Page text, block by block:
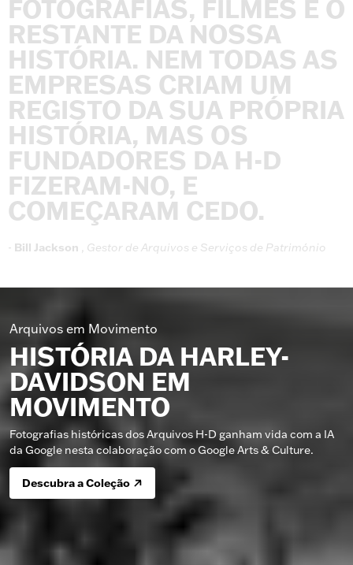
FOTOGRAFIAS, FILMES E O
RESTANTE DA NOSSA
HISTÓRIA. NEM TODAS AS
EMPRESAS CRIAM UM
REGISTO DA SUA PRÓPRIA
HISTÓRIA, MAS OS
FUNDADORES DA H-D
FIZERAM-NO, E
COMEÇARAM CEDO.
- Bill Jackson , Gestor de Arquivos e Serviços de Património
Arquivos em Movimento
HISTÓRIA DA HARLEY-
DAVIDSON EM
MOVIMENTO
Fotografias históricas dos Arquivos H-D ganham vida com a IA
da Google nesta colaboração com o Google Arts & Culture.
Descubra a Coleção